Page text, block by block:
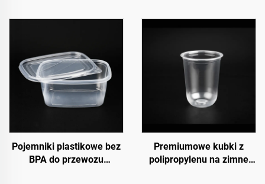
prezentacja, sprzedaż i
Pojemniki plastikowe bez
BPA do przewozu
Premiumowe kubki z
polipropylenu na zimne